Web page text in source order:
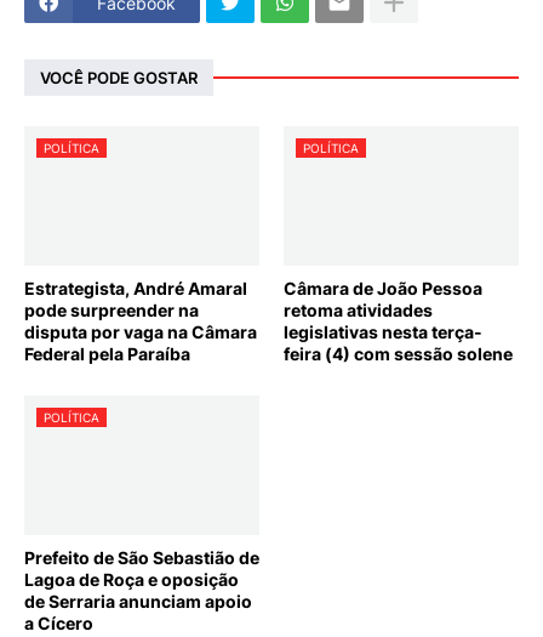
VOCÊ PODE GOSTAR
POLÍTICA
Estrategista, André Amaral
pode surpreender na
disputa por vaga na Câmara
Federal pela Paraíba
POLÍTICA
Câmara de João Pessoa
retoma atividades
legislativas nesta terça-
feira (4) com sessão solene
POLÍTICA
Prefeito de São Sebastião de
Lagoa de Roça e oposição
de Serraria anunciam apoio
a Cícero